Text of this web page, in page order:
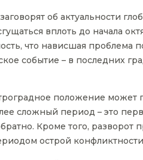
об актуальности
вплоть до начала
что нависшая проблема
событие – в последних
положение может
сложный период – это
Кроме того,
острой